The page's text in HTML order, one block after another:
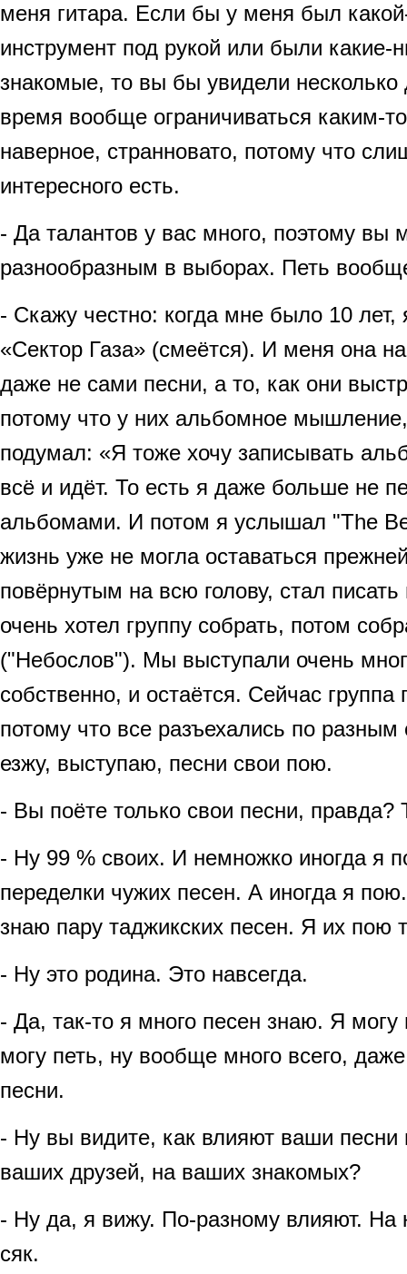
меня гитара. Если бы у меня был
инструмент под рукой или были какие-
знакомые, то вы бы увидели
время вообще ограничиваться каким-
наверное, странновато, потому что
интересного есть.
- Да талантов у вас много, поэтому вы
разнообразным в выборах. Петь
- Скажу честно: когда мне было 10 лет,
«Сектор Газа» (смеётся). И меня она
даже не сами песни, а то, как они
потому что у них альбомное
подумал: «Я тоже хочу записывать
всё и идёт. То есть я даже больше не
альбомами. И потом я услышал "The
жизнь уже не могла оставаться
повёрнутым на всю голову, стал
очень хотел группу собрать, потом
("Небослов"). Мы выступали очень
собственно, и остаётся. Сейчас
потому что все разъехались по
езжу, выступаю, песни свои пою.
- Вы поёте только свои песни, правда?
- Ну 99 % своих. И немножко иногда я
переделки чужих песен. А иногда я
знаю пару таджикских песен. Я их пою
- Ну это родина. Это навсегда.
- Да, так-то я много песен знаю. Я
могу петь, ну вообще много всего,
песни.
- Ну вы видите, как влияют ваши песни
ваших друзей, на ваших знакомых?
- Ну да, я вижу. По-разному влияют. На
сяк.